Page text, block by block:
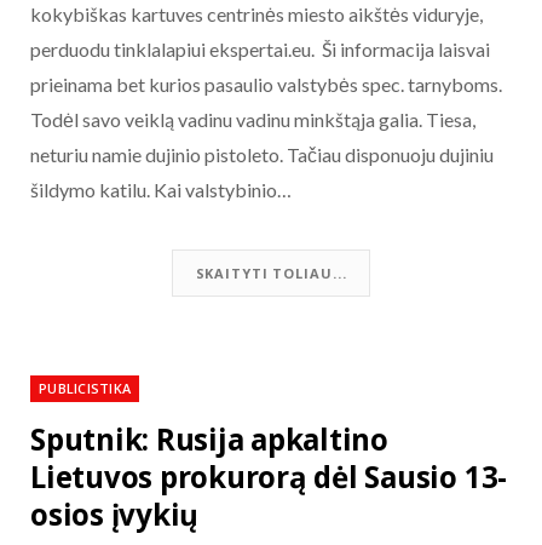
kokybiškas kartuves centrinės miesto aikštės viduryje,
perduodu tinklalapiui ekspertai.eu. Ši informacija laisvai
prieinama bet kurios pasaulio valstybės spec. tarnyboms.
Todėl savo veiklą vadinu vadinu minkštąja galia. Tiesa,
neturiu namie dujinio pistoleto. Tačiau disponuoju dujiniu
šildymo katilu. Kai valstybinio…
SKAITYTI TOLIAU...
PUBLICISTIKA
Sputnik: Rusija apkaltino
Lietuvos prokurorą dėl Sausio 13-
osios įvykių